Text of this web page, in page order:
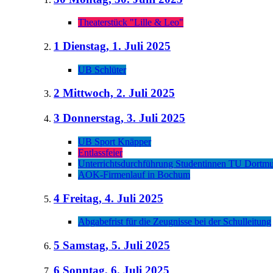
Theaterstück "Lille & Leo"
1 Dienstag, 1. Juli 2025
UB Schlüter
2 Mittwoch, 2. Juli 2025
3 Donnerstag, 3. Juli 2025
UB Sport Knäpper
Entlassfeier
Unterrichtsdurchführung Studentinnen TU
AOK-Firmenlauf in Bochum
4 Freitag, 4. Juli 2025
Abgabefrist für die Zeugnisse bei der Schulleitung
5 Samstag, 5. Juli 2025
6 Sonntag, 6. Juli 2025